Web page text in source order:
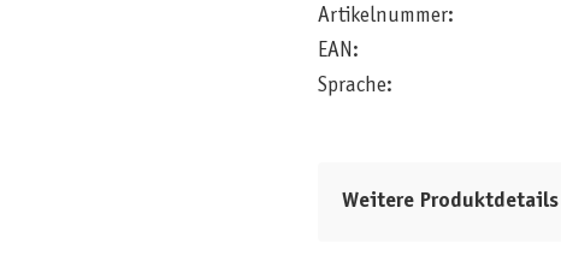
Artikelnummer:
EAN:
Sprache:
Weitere Produktdetails